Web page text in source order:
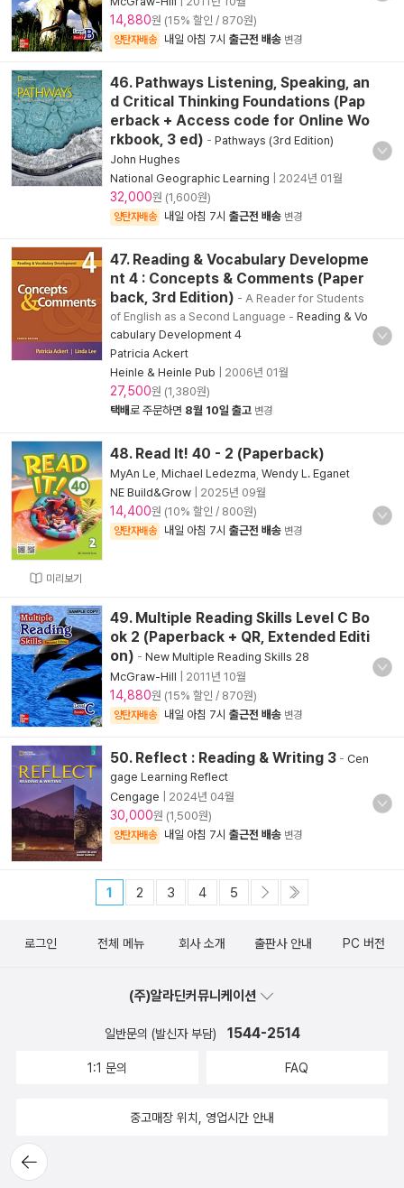
14,880원 (15% 할인 / 870원)
양탄자배송 내일 아침 7시 출근전 배송 변경
46. Pathways Listening, Speaking, an
d Critical Thinking Foundations (Pap
erback + Access code for Online Wo
rkbook, 3 ed) - Pathways (3rd Edition)
John Hughes
National Geographic Learning
2024년 01월
32,000원 (1,600원)
양탄자배송 내일 아침 7시 출근전 배송 변경
47. Reading & Vocabulary Developme
nt 4 : Concepts & Comments (Paper
back, 3rd Edition) - A Reader for Students
of English as a Second Language - Reading & Vo
cabulary Development 4
Patricia Ackert
Heinle & Heinle Pub
2006년 01월
27,500원 (1,380원)
택배로 주문하면 8월 10일 출고 변경
미리보기
48. Read It! 40 - 2 (Paperback)
MyAn Le Michael Ledezma Wendy L. Eganet
NE Build&Grow
2025년 09월
14,400원 (10% 할인 / 800원)
양탄자배송 내일 아침 7시 출근전 배송 변경
49. Multiple Reading Skills Level C Bo
ok 2 (Paperback + QR, Extended Editi
on) - New Multiple Reading Skills 28
McGraw-Hill
2011년 10월
14,880원 (15% 할인 / 870원)
양탄자배송 내일 아침 7시 출근전 배송 변경
50. Reflect : Reading & Writing 3 - Cen
gage Learning Reflect
Cengage
2024년 04월
30,000원 (1,500원)
양탄자배송 내일 아침 7시 출근전 배송 변경
1 2 3 4 5
뒤로가
기
로그인 전체 메뉴 회사 소개 출판사 안내 PC 버전
(주)알라딘커뮤니케이션
일반문의 (발신자 부담) 1544-2514
1:1 문의 FAQ
중고매장 위치, 영업시간 안내